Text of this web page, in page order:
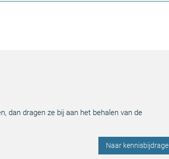
dan dragen ze bij aan het behalen van de
Naar kennisbijdrage